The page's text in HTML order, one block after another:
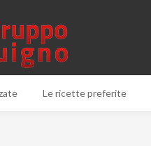
Le ricette preferite